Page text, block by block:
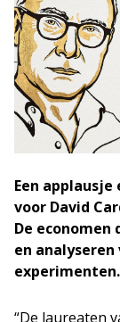
Een
voor David
De
en
experimenten.
“De laureaten